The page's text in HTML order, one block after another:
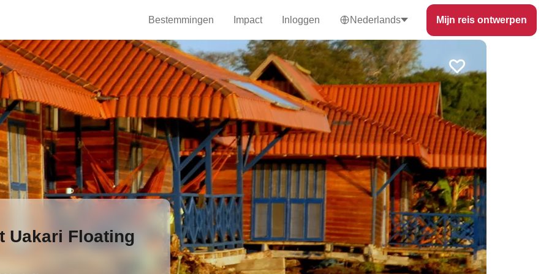
Bestemmingen
Impact Inloggen Nederlands Mijn reis ontwerpen
Uakari Floating